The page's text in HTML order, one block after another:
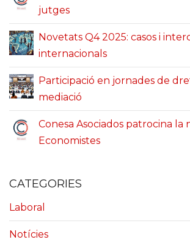
jutges
Novetats Q4 2025: casos i
internacionals
Participació en jornades de
mediació
Conesa Asociados patrocina la
Economistes
CATEGORIES
Laboral
Notícies